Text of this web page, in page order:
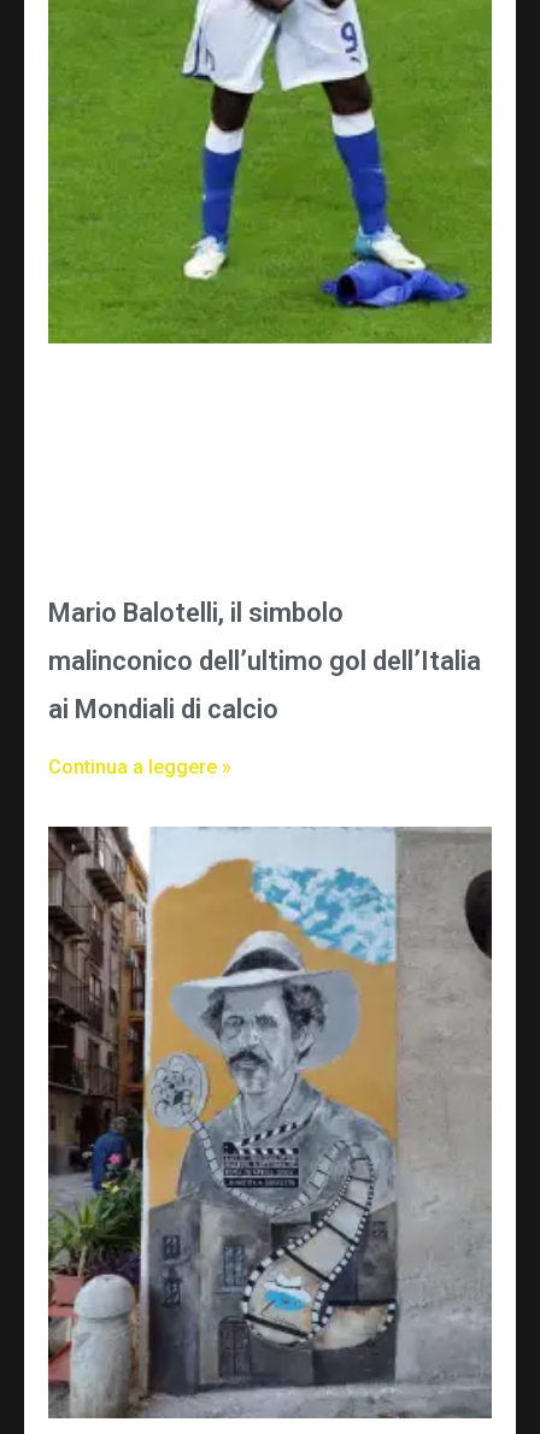
Mario Balotelli, il simbolo
malinconico dell’ultimo gol dell’Italia
ai Mondiali di calcio
Continua a leggere »